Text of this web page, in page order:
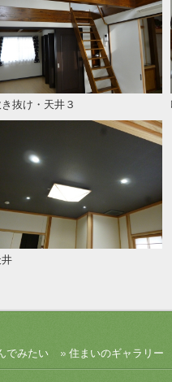
き抜け・天井３
井
でみたい 住まいのギャラリー